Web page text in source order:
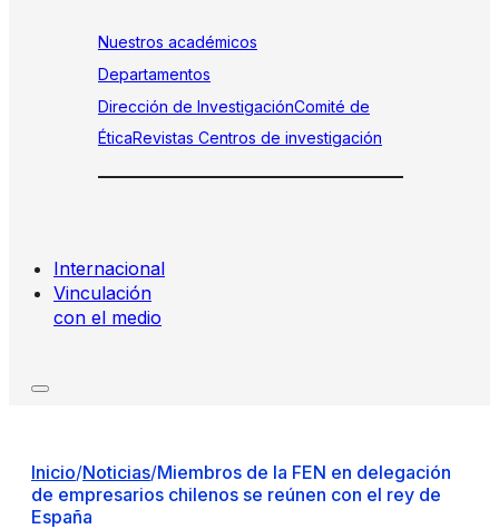
Nuestros académicos
Departamentos
Dirección de InvestigaciónComité de
ÉticaRevistas Centros de investigación
Internacional
Vinculación
con el medio
Inicio/Noticias/Miembros de la FEN en delegación
de empresarios chilenos se reúnen con el rey de
España